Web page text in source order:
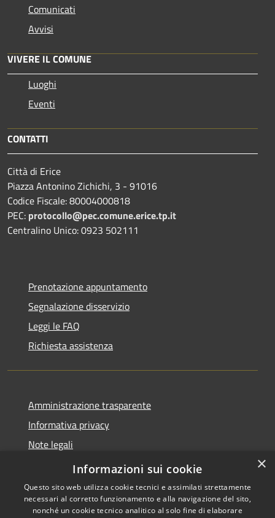
Comunicati
Avvisi
VIVERE IL COMUNE
Luoghi
Eventi
CONTATTI
Città di Erice
Piazza Antonino Zichichi, 3 - 91016
Codice Fiscale: 80004000818
PEC: protocollo@pec.comune.erice.tp.it
Centralino Unico: 0923 502111
Prenotazione appuntamento
Segnalazione disservizio
Leggi le FAQ
Richiesta assistenza
Amministrazione trasparente
Informativa privacy
Note legali
Dichiarazione di accessibilità
×
Informazioni sui cookie
Questo sito web utilizza cookie tecnici e assimilati strettamente
necessari al corretto funzionamento e alla navigazione del sito,
nonché un cookie tecnico analitico al solo fine di elaborare